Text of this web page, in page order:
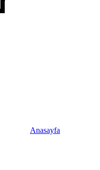
Anasayfa